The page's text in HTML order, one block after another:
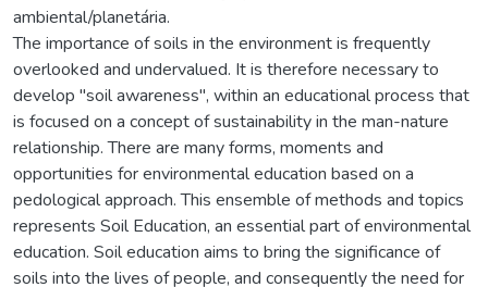
ambiental/planetária.
The importance of soils in the environment is frequently
overlooked and undervalued. It is therefore necessary to
develop "soil awareness", within an educational process that
is focused on a concept of sustainability in the man-nature
relationship. There are many forms, moments and
opportunities for environmental education based on a
pedological approach. This ensemble of methods and topics
represents Soil Education, an essential part of environmental
education. Soil education aims to bring the significance of
soils into the lives of people, and consequently the need for